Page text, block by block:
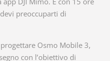
preoccuparti di
Osmo Mobile 3,
con l’obiettivo di